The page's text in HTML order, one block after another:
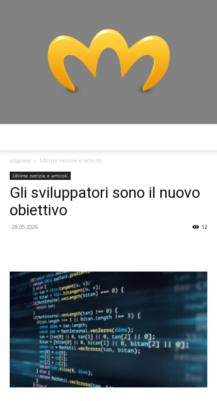
Analisi
Tecnologiche
додому Ultime notizie e articoli
Ultime notizie e articoli
Gli sviluppatori sono il nuovo
obiettivo
28.05.2026 12